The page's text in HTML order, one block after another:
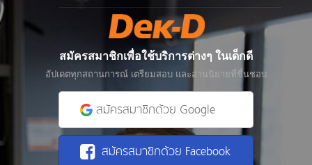
สมัครสมาชิกเพื่อใช้บริการต่างๆ ในเด็กดี
อัปเดตทุกสถานการณ์ เตรียมสอบ และอ่านนิยายที่ชื่นชอบ
สมัครสมาชิกด้วย Google
สมัครสมาชิกด้วย Facebook